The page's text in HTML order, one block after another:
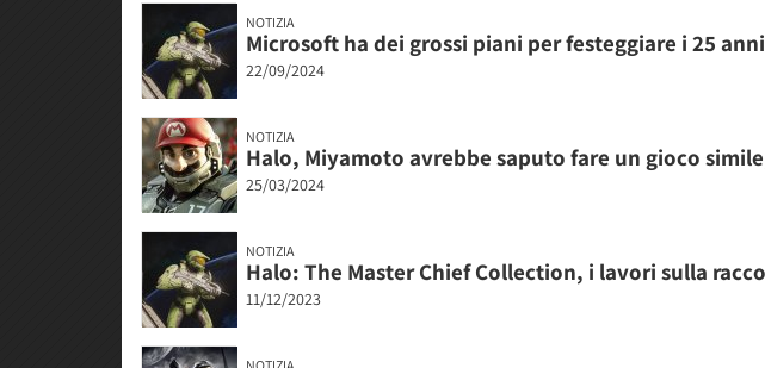
NOTIZIA
Microsoft ha dei grossi piani per festeggiare i 25
22/09/2024
NOTIZIA
Halo, Miyamoto avrebbe saputo fare un gioco
25/03/2024
NOTIZIA
Halo: The Master Chief Collection, i lavori sulla
11/12/2023